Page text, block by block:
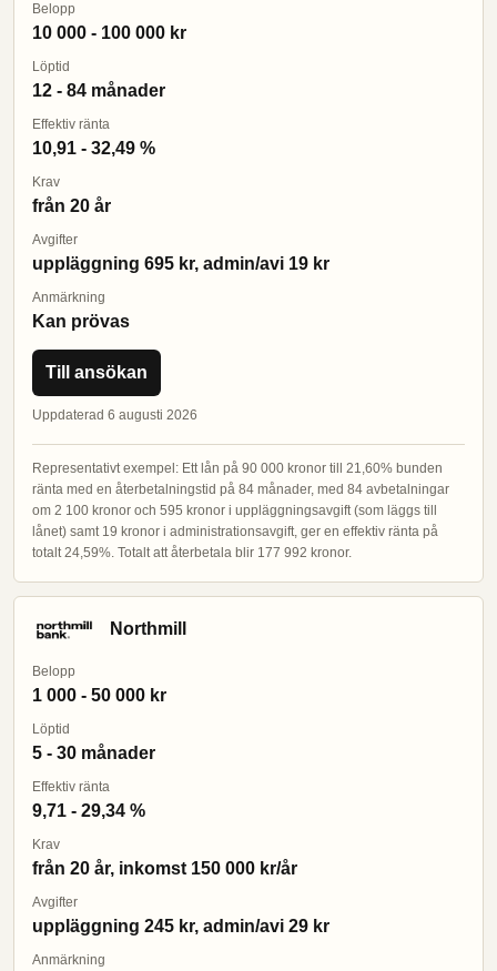
Belopp
10 000 - 100 000 kr
Löptid
12 - 84 månader
Effektiv ränta
10,91 - 32,49 %
Krav
från 20 år
Avgifter
uppläggning 695 kr, admin/avi 19 kr
Anmärkning
Kan prövas
Till ansökan
Uppdaterad 6 augusti 2026
Representativt exempel: Ett lån på 90 000 kronor till 21,60% bunden
ränta med en återbetalningstid på 84 månader, med 84 avbetalningar
om 2 100 kronor och 595 kronor i uppläggningsavgift (som läggs till
lånet) samt 19 kronor i administrationsavgift, ger en effektiv ränta på
totalt 24,59%. Totalt att återbetala blir 177 992 kronor.
Northmill
Belopp
1 000 - 50 000 kr
Löptid
5 - 30 månader
Effektiv ränta
9,71 - 29,34 %
Krav
från 20 år, inkomst 150 000 kr/år
Avgifter
uppläggning 245 kr, admin/avi 29 kr
Anmärkning